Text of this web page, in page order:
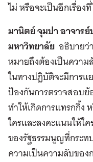
ไม่ หรือจะเป็นอีกเรื่อง
มานิตย์ จุมปาอาจาร
มหาวิทยาลัย อธิบายว่
หมายถึงต้องเป็นควา
ในทางปฏิบัติจะมีการแ
ป้องกันการตรวจสอบ
ทำให้เกิดการแทรกกิ้ง
ใครและลงคะแนนให้ใ
ของรัฐธรรมนูญที่กระท
ความเป็นความลับของ